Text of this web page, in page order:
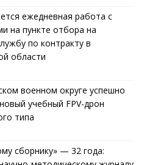
ежедневная работа с
на пункте отбора на
по контракту в
области
военном округе успешно
учебный FPV-дрон
типа
сборнику» — 32 года: